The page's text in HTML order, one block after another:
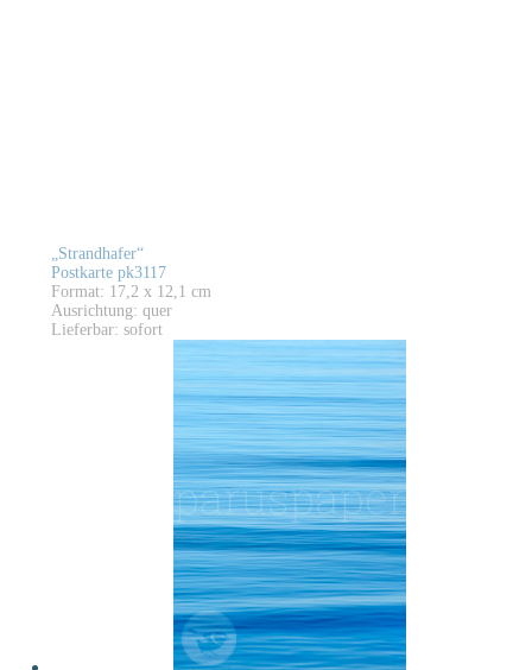
„Strandhafer“
Postkarte pk3117
Format: 17,2 x 12,1 cm
Ausrichtung: quer
Lieferbar: sofort